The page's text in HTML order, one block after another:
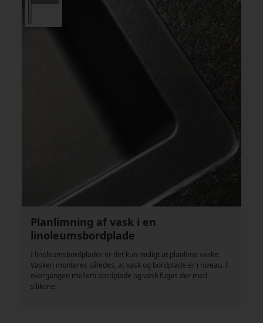
Planlimning af vask i en
linoleumsbordplade
I linoleumsbordplader er det kun muligt at planlime vaske.
Vasken monteres således, at vask og bordplade er i niveau. I
overgangen mellem bordplade og vask fuges der med
silikone.